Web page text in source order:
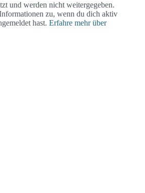
und werden nicht weitergegeben.
zu, wenn du dich aktiv
hast. Erfahre mehr über